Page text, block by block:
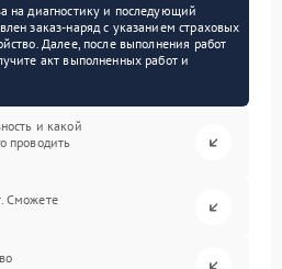
на диагностику и последующий
заказ-наряд с указанием страховых
Далее, после выполнения работ
акт выполненных работ и
и какой
проводить
Сможете